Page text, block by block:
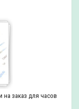
на заказ для часов